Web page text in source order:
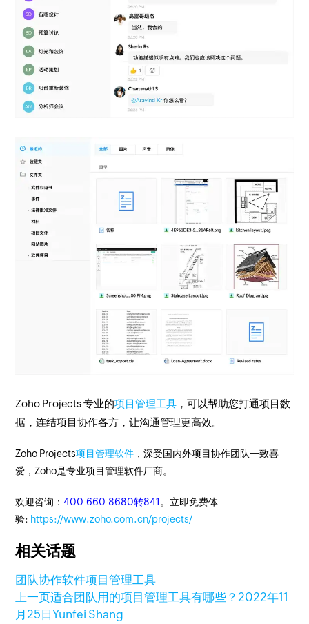
Zoho Projects 专业的项目管理工具 ，可以帮助您打通项目数
据，连结项目协作各方，让沟通管理更高效。
Zoho Projects项目管理软件 ，深受国内外项目协作团队一致喜
爱，Zoho是专业项目管理软件厂商。
欢迎咨询：400-660-8680转841 。立即免费体
验: https://www.zoho.com.cn/projects/
相关话题
团队协作软件项目管理工具
上一页适合团队用的项目管理工具有哪些？2022年11
月25日Yunfei Shang